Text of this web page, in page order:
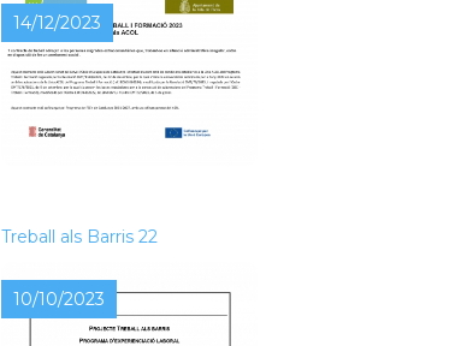
14/12/2023
10/10/2023
Treball als Barris 22